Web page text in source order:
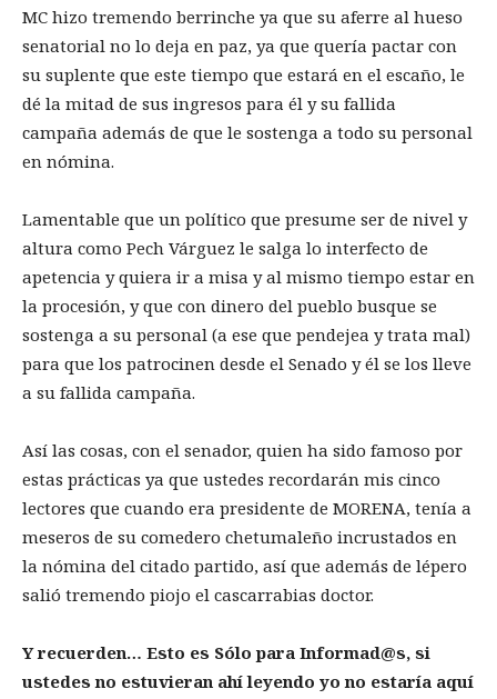
MC hizo tremendo berrinche ya que su aferre al hueso
senatorial no lo deja en paz, ya que quería pactar con
su suplente que este tiempo que estará en el escaño, le
dé la mitad de sus ingresos para él y su fallida
campaña además de que le sostenga a todo su personal
en nómina.
Lamentable que un político que presume ser de nivel y
altura como Pech Várguez le salga lo interfecto de
apetencia y quiera ir a misa y al mismo tiempo estar en
la procesión, y que con dinero del pueblo busque se
sostenga a su personal (a ese que pendejea y trata mal)
para que los patrocinen desde el Senado y él se los lleve
a su fallida campaña.
Así las cosas, con el senador, quien ha sido famoso por
estas prácticas ya que ustedes recordarán mis cinco
lectores que cuando era presidente de MORENA, tenía a
meseros de su comedero chetumaleño incrustados en
la nómina del citado partido, así que además de lépero
salió tremendo piojo el cascarrabias doctor.
Y recuerden… Esto es Sólo para Informad@s, si
ustedes no estuvieran ahí leyendo yo no estaría aquí